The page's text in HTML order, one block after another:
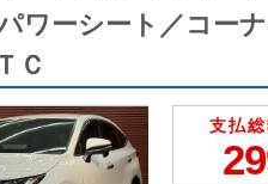
ワーシート／コー
Ｃ
支払